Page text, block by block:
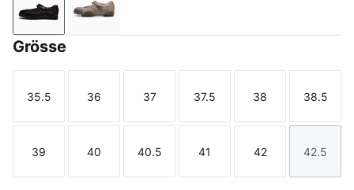
PUMA Black-Cool Dark Gray
Mouse Gray
Grösse
Größe
35.5
Größe
36
Größe
37
Größe
37.5
Größe
38
Größe
38.5
Größe
39
Größe
40
Größe
40.5
Größe
41
Größe
42
Größe
42.5